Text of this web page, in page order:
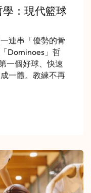
：現代籃球
連串「優勢的骨
Dominoes」哲
一個好球、快速
一體。教練不再